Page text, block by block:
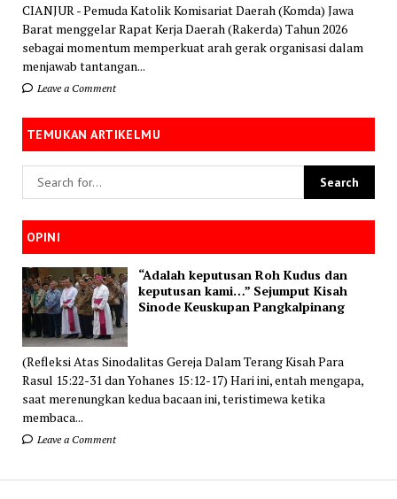
CIANJUR - Pemuda Katolik Komisariat Daerah (Komda) Jawa
Barat menggelar Rapat Kerja Daerah (Rakerda) Tahun 2026
sebagai momentum memperkuat arah gerak organisasi dalam
menjawab tantangan...
Leave a Comment
TEMUKAN ARTIKELMU
OPINI
“Adalah keputusan Roh Kudus dan
keputusan kami…” Sejumput Kisah
Sinode Keuskupan Pangkalpinang
(Refleksi Atas Sinodalitas Gereja Dalam Terang Kisah Para
Rasul 15:22-31 dan Yohanes 15:12-17) Hari ini, entah mengapa,
saat merenungkan kedua bacaan ini, teristimewa ketika
membaca...
Leave a Comment